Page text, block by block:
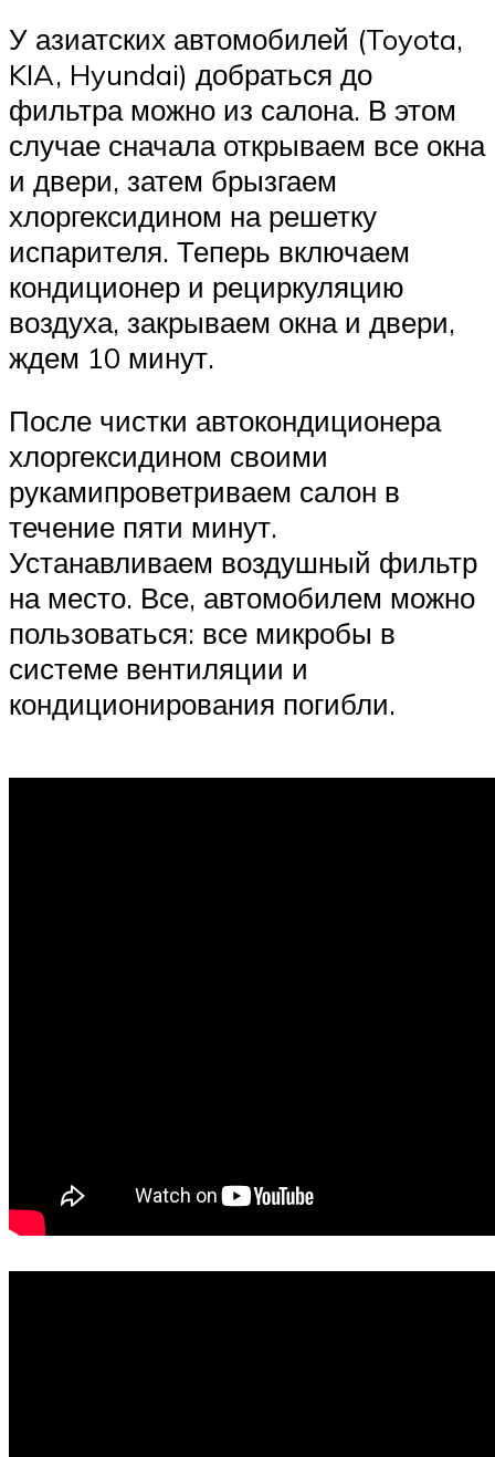
У азиатских автомобилей (Toyota,
KIA, Hyundai) добраться до
фильтра можно из салона. В этом
случае сначала открываем все окна
и двери, затем брызгаем
хлоргексидином на решетку
испарителя. Теперь включаем
кондиционер и рециркуляцию
воздуха, закрываем окна и двери,
ждем 10 минут.
После чистки автокондиционера
хлоргексидином своими
рукамипроветриваем салон в
течение пяти минут.
Устанавливаем воздушный фильтр
на место. Все, автомобилем можно
пользоваться: все микробы в
системе вентиляции и
кондиционирования погибли.